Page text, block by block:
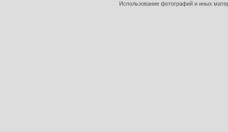
Использование фотографий и иных